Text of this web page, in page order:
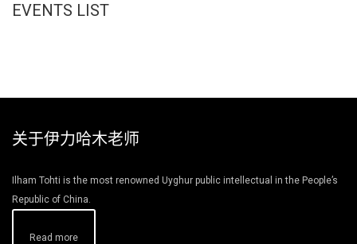
EVENTS LIST
关于伊力哈木老师
Ilham Tohti is the most renowned Uyghur public intellectual in the People’s
Republic of China.
Read more